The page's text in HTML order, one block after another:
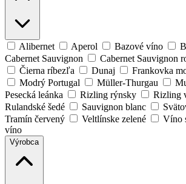
Alibernet Aperol Bazové víno
Cabernet Sauvignon
Cabernet Sauvignon
Čierna ríbezľa
Dunaj Frankovka
Modrý Portugal
Müller-Thurgau
Pesecká leánka
Rizling rýnsky
Rizling
Rulandské šedé
Sauvignon blanc
Tramín červený
Veltlínske zelené Víno
víno
Výrobca